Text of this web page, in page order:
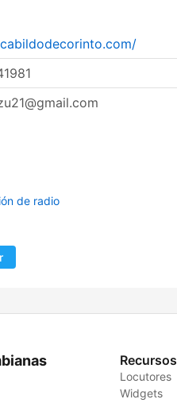
de radio
Recursos
Locutores
Widgets